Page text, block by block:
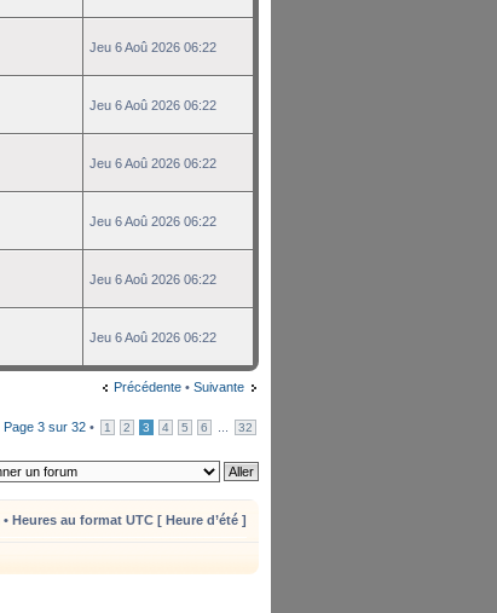
Jeu 6 Aoû 2026 06:22
Jeu 6 Aoû 2026 06:22
Jeu 6 Aoû 2026 06:22
Jeu 6 Aoû 2026 06:22
Jeu 6 Aoû 2026 06:22
Jeu 6 Aoû 2026 06:22
Précédente • Suivante
Page 3 sur 32 • 1 2 3 4 5 6 32
• Heures au format UTC [ Heure d’été ]